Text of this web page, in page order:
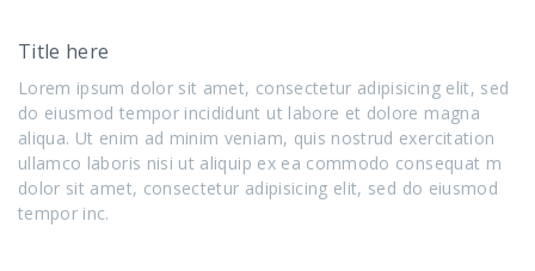
Title here
Lorem ipsum dolor sit amet, consectetur adipisicing elit, sed
do eiusmod tempor incididunt ut labore et dolore magna
aliqua. Ut enim ad minim veniam, quis nostrud exercitation
ullamco laboris nisi ut aliquip ex ea commodo consequat m
dolor sit amet, consectetur adipisicing elit, sed do eiusmod
tempor inc.